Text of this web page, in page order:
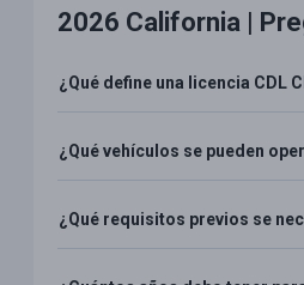
2026 California |
¿Qué define una licencia CDL
¿Qué vehículos se pueden
¿Qué requisitos previos se